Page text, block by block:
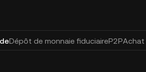
Dépôt de monnaie fiduciaireP2PAchat